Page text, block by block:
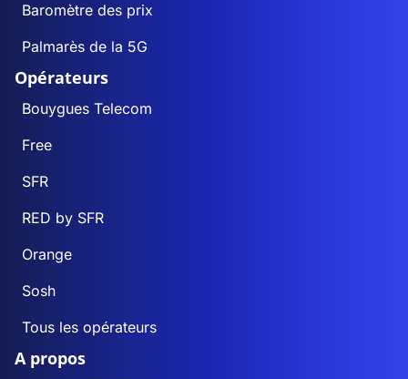
Baromètre des prix
Palmarès de la 5G
Opérateurs
Bouygues Telecom
Free
SFR
RED by SFR
Orange
Sosh
Tous les opérateurs
A propos